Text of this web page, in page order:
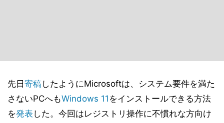
先日 寄稿したようにMicrosoftは、システム要件を満た
さないPCへもWindows 11 をインストールできる方法
を発表 した。今回はレジストリ操作に不慣れな方向け